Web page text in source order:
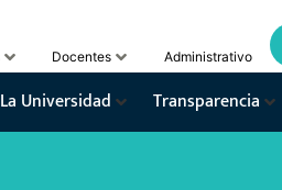
Docentes Administrativo
La Universidad Transparencia